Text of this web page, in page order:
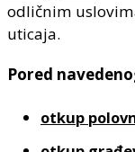
odličnim
uticaja.
Pored
otkup